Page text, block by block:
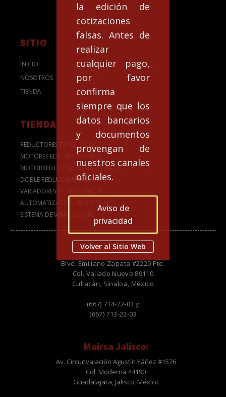
la edición de
cotizaciones
falsas. Antes de
realizar
cualquier pago,
por favor
confirma
siempre que los
datos bancarios
y documentos
provengan de
nuestros canales
oficiales.
Aviso de
privacidad
Volver al Sitio Web
SITIO
INICIO
NOSOTROS
TIENDA
TIENDA
REDUCTORES DE VELOCIDAD
MOTORES ELÉCTRICOS - WEG
MOTORREDUCTORES INDUSTRIALES
DOBLE REDUCCIÓN NMRV
VARIADORES DE FRECUENCIA
AUTOMATIZACION INDUSTRIAL
SISTEMA DE VENTILACION
Mairsa Sinaloa:
Blvd. Emiliano Zapata #2220 Pte.
Col. Vallado Nuevo 80110
Culiacán, Sinaloa, México
(667) 714-22-03 y
(667) 713-22-03
Mairsa Jalisco:
Av. Circunvalación Agustín Yáñez #1576
Col. Moderna 44190
Guadalajara, Jalisco, México